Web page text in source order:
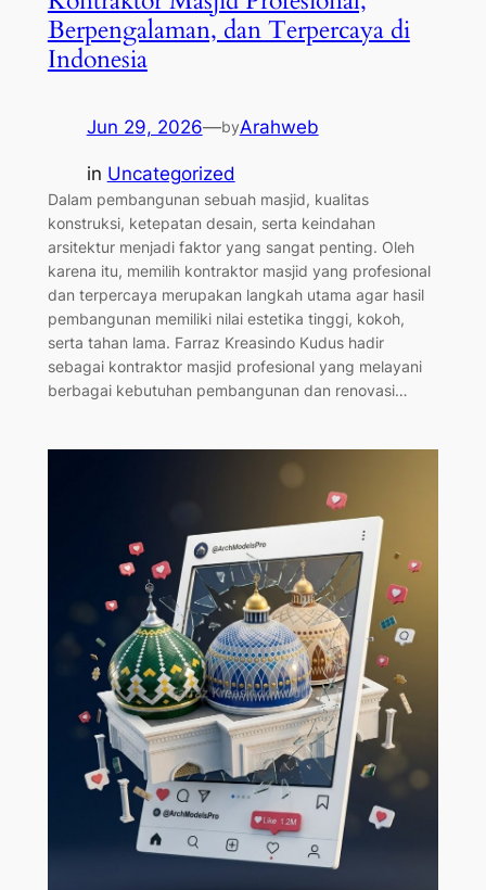
Berpengalaman, dan Terpercaya di
Indonesia
Jun 29, 2026—byArahweb
in Uncategorized
Dalam pembangunan sebuah masjid, kualitas
konstruksi, ketepatan desain, serta keindahan
arsitektur menjadi faktor yang sangat penting. Oleh
karena itu, memilih kontraktor masjid yang profesional
dan terpercaya merupakan langkah utama agar hasil
pembangunan memiliki nilai estetika tinggi, kokoh,
serta tahan lama. Farraz Kreasindo Kudus hadir
sebagai kontraktor masjid profesional yang melayani
berbagai kebutuhan pembangunan dan renovasi…